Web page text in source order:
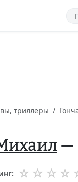
триллеры
—
☆ ☆ ☆ ☆